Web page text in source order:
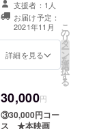
精神病院の
経験を生か
画製作に入
現在、次回
作シナリオ
製作中。
支援者：1人
お届け予定：
2021年11月
詳細を見る
こ
の
リ
タ
ー
ン
を
選
択
す
る
30,000円
③30,000円コー
ス ★本映画